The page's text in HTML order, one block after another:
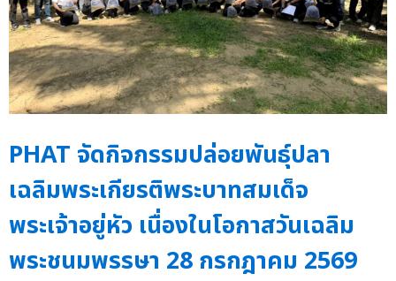
PHAT จัดกิจกรรมปล่อยพันธุ์ปลา
เฉลิมพระเกียรติพระบาทสมเด็จ
พระเจ้าอยู่หัว เนื่องในโอกาสวันเฉลิม
พระชนมพรรษา 28 กรกฎาคม 2569